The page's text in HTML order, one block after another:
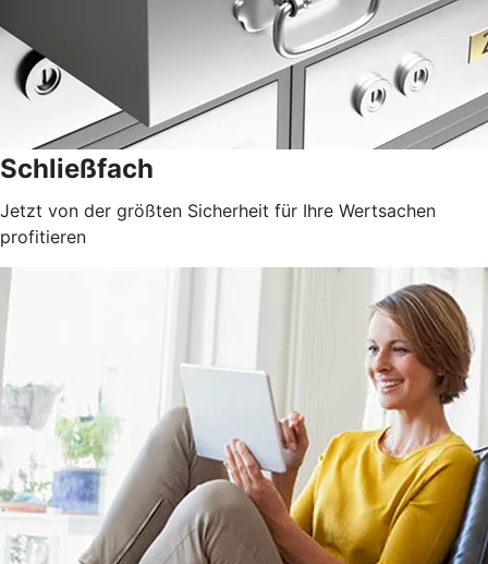
Schließfach
Jetzt von der größten Sicherheit für Ihre Wertsachen
profitieren